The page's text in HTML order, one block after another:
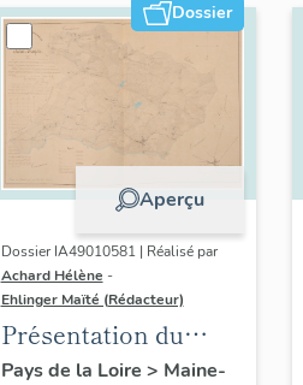
Dossier
Aperçu
Dossier IA49010581 | Réalisé par
Achard Hélène -
Ehlinger Maïté (Rédacteur)
Présentation du
patrimoine
Pays de la Loire > Maine-